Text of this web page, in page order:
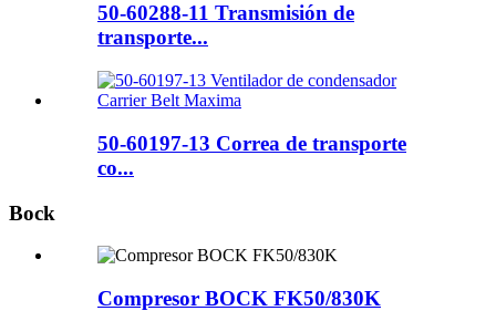
50-60288-11 Transmisión de
transporte...
50-60197-13 Correa de transporte
co...
Bock
Compresor BOCK FK50/830K